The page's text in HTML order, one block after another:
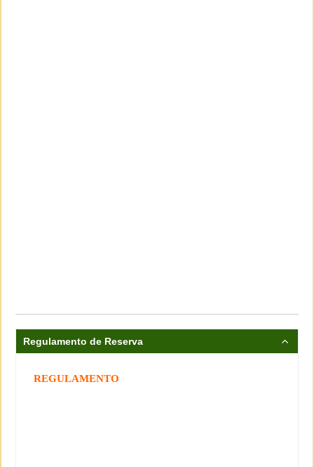
Regulamento de Reserva
REGULAMENTO